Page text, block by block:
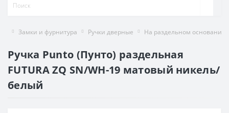
Замки и фурнитура Ручки дверные На раздельном основании
Ручка Punto (Пунто) раздельная
FUTURA ZQ SN/WH-19 матовый никель/
белый